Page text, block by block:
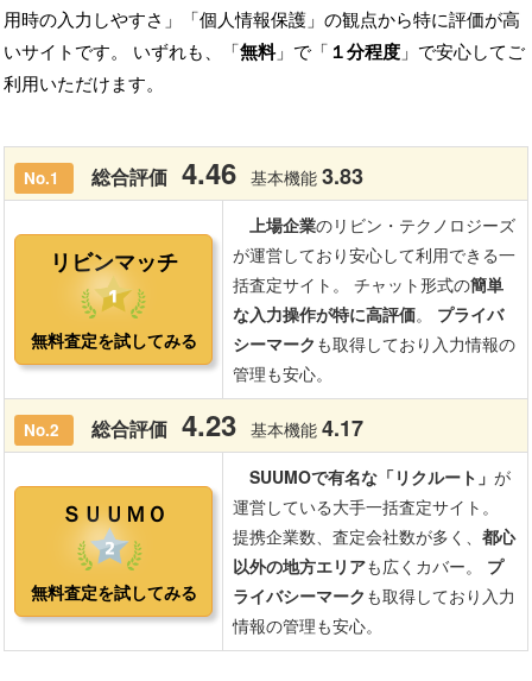
用時の入力しやすさ」「個人情報保護」の観点から特に評価が高
いサイトです。 いずれも、「無料」で「 １分程度 」で安心してご
利用いただけます。